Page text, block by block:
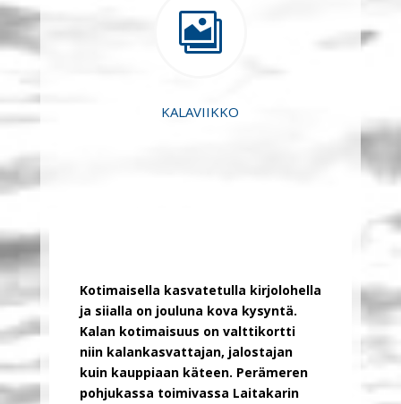

KALAVIIKKO
Kotimaisella kasvatetulla kirjolohella
ja siialla on jouluna kova kysyntä.
Kalan kotimaisuus on valttikortti
niin kalankasvattajan, jalostajan
kuin kauppiaan käteen. Perämeren
pohjukassa toimivassa Laitakarin